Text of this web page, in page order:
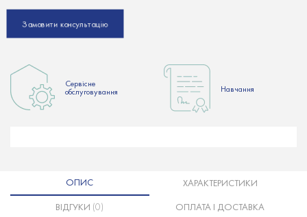
Замовити консультацію
Сервісне
обслуговування
Hавчання
ОПИС ХАРАКТЕРИСТИКИ
ВІДГУКИ (0) ОПЛАТА І ДОСТАВКА